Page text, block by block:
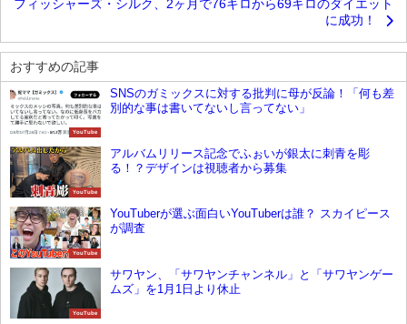
フィッシャーズ・シルク、2ヶ月で76キロから69キロのダイエット
に成功！
おすすめの記事
YouTube
SNSのガミックスに対する批判に母が反論！「何も差
別的な事は書いてないし言ってない」
YouTube
アルバムリリース記念でふぉいが銀太に刺青を彫
る！？デザインは視聴者から募集
YouTube
YouTuberが選ぶ面白いYouTuberは誰？ スカイピース
が調査
YouTube
サワヤン、「サワヤンチャンネル」と「サワヤンゲー
ムズ」を1月1日より休止